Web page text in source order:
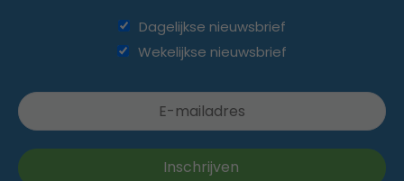
Dagelijkse nieuwsbrief
Wekelijkse nieuwsbrief